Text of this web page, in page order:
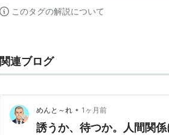
このタグの解説について
関連ブログ
めんと～れ • 1ヶ月前
誘うか、待つか。人間関